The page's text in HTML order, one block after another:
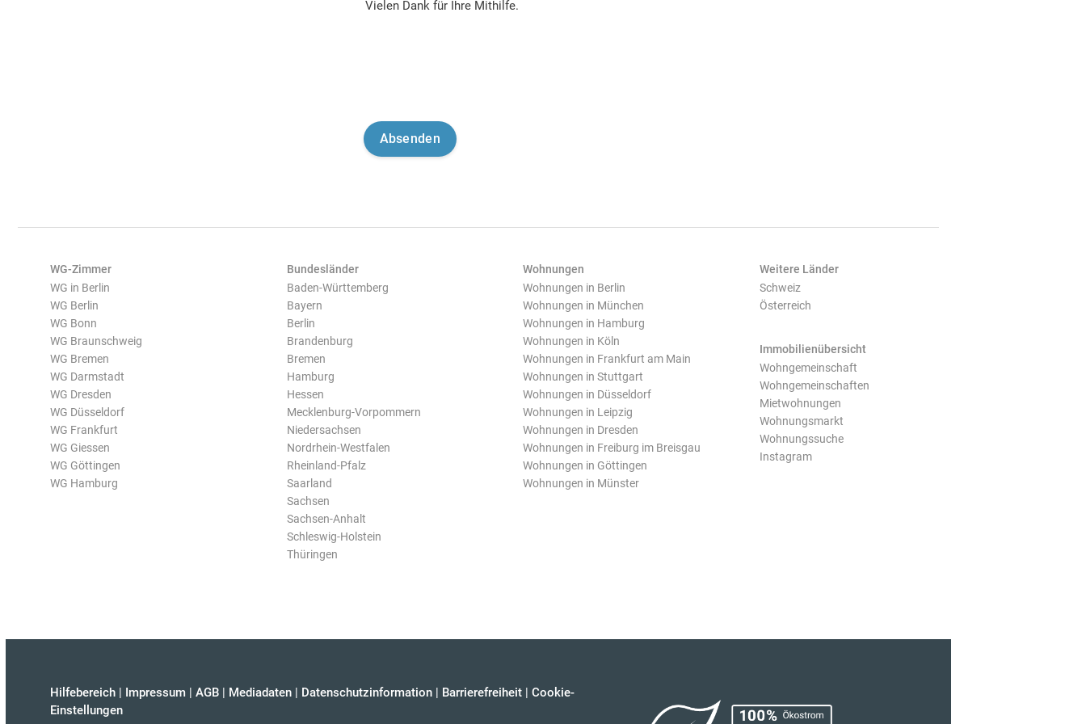
Vielen Dank für Ihre Mithilfe.
WG-Zimmer
WG in Berlin
WG Berlin
WG Bonn
WG Braunschweig
WG Bremen
WG Darmstadt
WG Dresden
WG Düsseldorf
WG Frankfurt
WG Giessen
WG Göttingen
WG Hamburg
Bundesländer
Baden-Württemberg
Bayern
Berlin
Brandenburg
Bremen
Hamburg
Hessen
Mecklenburg-Vorpommern
Niedersachsen
Nordrhein-Westfalen
Rheinland-Pfalz
Saarland
Sachsen
Sachsen-Anhalt
Schleswig-Holstein
Thüringen
Wohnungen
Wohnungen in Berlin
Wohnungen in München
Wohnungen in Hamburg
Wohnungen in Köln
Wohnungen in Frankfurt am Main
Wohnungen in Stuttgart
Wohnungen in Düsseldorf
Wohnungen in Leipzig
Wohnungen in Dresden
Wohnungen in Freiburg im Breisgau
Wohnungen in Göttingen
Wohnungen in Münster
Weitere Länder
Schweiz
Österreich
Immobilienübersicht
Wohngemeinschaft
Wohngemeinschaften
Mietwohnungen
Wohnungsmarkt
Wohnungssuche
Instagram
Hilfebereich | Impressum | AGB | Mediadaten | Datenschutzinformation | Barrierefreiheit | Cookie-
Einstellungen